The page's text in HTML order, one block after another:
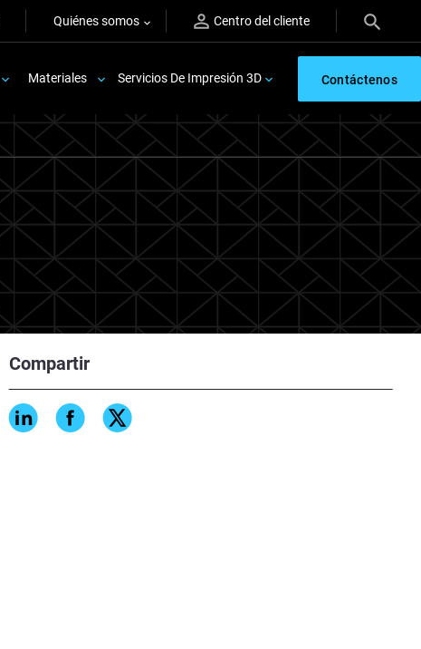
Quiénes somos Centro del cliente
Materiales Servicios De Impresión 3D Contáctenos
Compartir